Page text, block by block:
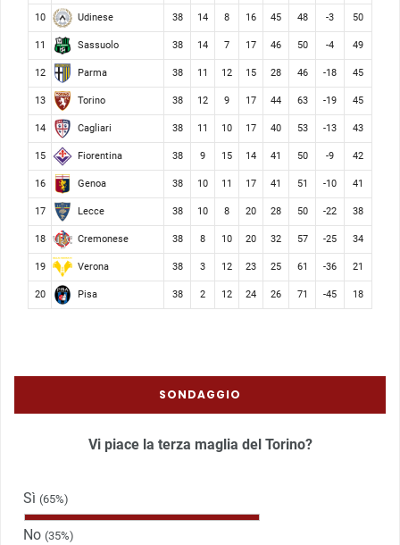
10 Udinese 38 14 8 16 45 48 -3 50
11 Sassuolo 38 14 7 17 46 50 -4 49
12 Parma 38 11 12 15 28 46 -18 45
13 Torino 38 12 9 17 44 63 -19 45
14 Cagliari 38 11 10 17 40 53 -13 43
15 Fiorentina 38 9 15 14 41 50 -9 42
16 Genoa 38 10 11 17 41 51 -10 41
17 Lecce 38 10 8 20 28 50 -22 38
18 Cremonese 38 8 10 20 32 57 -25 34
19 Verona 38 3 12 23 25 61 -36 21
20 Pisa 38 2 12 24 26 71 -45 18
SONDAGGIO
Vi piace la terza maglia del Torino?
Sì (65%)
No (35%)